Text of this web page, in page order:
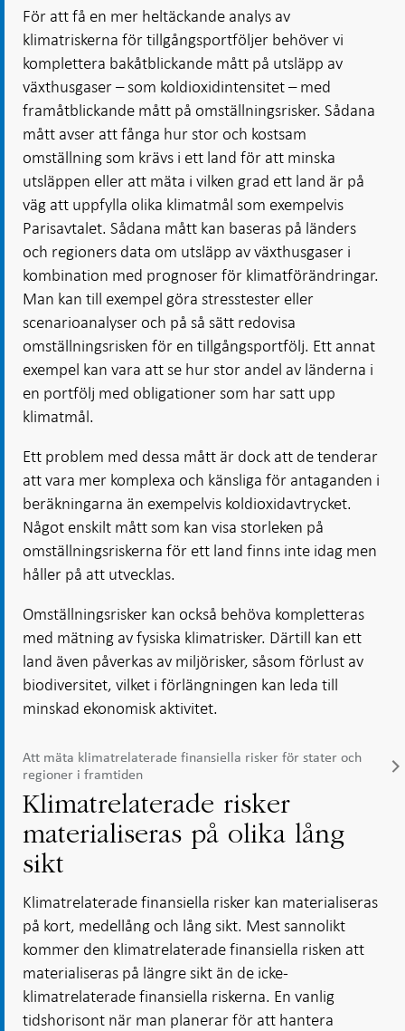
För att få en mer heltäckande analys av
klimatriskerna för tillgångsportföljer behöver vi
komplettera bakåtblickande mått på utsläpp av
växthusgaser – som koldioxidintensitet – med
framåtblickande mått på omställningsrisker. Sådana
mått avser att fånga hur stor och kostsam
omställning som krävs i ett land för att minska
utsläppen eller att mäta i vilken grad ett land är på
väg att uppfylla olika klimatmål som exempelvis
Parisavtalet. Sådana mått kan baseras på länders
och regioners data om utsläpp av växthusgaser i
kombination med prognoser för klimatförändringar.
Man kan till exempel göra stresstester eller
scenarioanalyser och på så sätt redovisa
omställningsrisken för en tillgångsportfölj. Ett annat
exempel kan vara att se hur stor andel av länderna i
en portfölj med obligationer som har satt upp
klimatmål.
Ett problem med dessa mått är dock att de tenderar
att vara mer komplexa och känsliga för antaganden i
beräkningarna än exempelvis koldioxidavtrycket.
Något enskilt mått som kan visa storleken på
omställningsriskerna för ett land finns inte idag men
håller på att utvecklas.
Omställningsrisker kan också behöva kompletteras
med mätning av fysiska klimatrisker. Därtill kan ett
land även påverkas av miljörisker, såsom förlust av
biodiversitet, vilket i förlängningen kan leda till
minskad ekonomisk aktivitet.
Att mäta klimatrelaterade finansiella risker för stater och
regioner i framtiden
Klimatrelaterade risker
materialiseras på olika lång
sikt
Klimatrelaterade finansiella risker kan materialiseras
på kort, medellång och lång sikt. Mest sannolikt
kommer den klimatrelaterade finansiella risken att
materialiseras på längre sikt än de icke-
klimatrelaterade finansiella riskerna. En vanlig
tidshorisont när man planerar för att hantera